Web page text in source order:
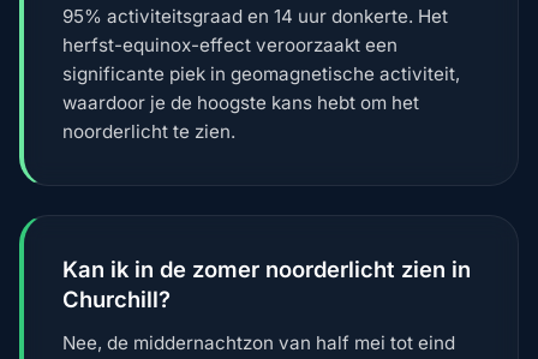
95% activiteitsgraad en 14 uur donkerte. Het
herfst-equinox-effect veroorzaakt een
significante piek in geomagnetische activiteit,
waardoor je de hoogste kans hebt om het
noorderlicht te zien.
Kan ik in de zomer noorderlicht zien in
Churchill?
Nee, de middernachtzon van half mei tot eind